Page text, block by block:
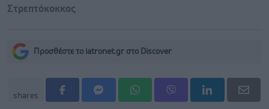
Στρεπτόκοκκος
Προσθέστε το iatronet.gr στο Discover
shares